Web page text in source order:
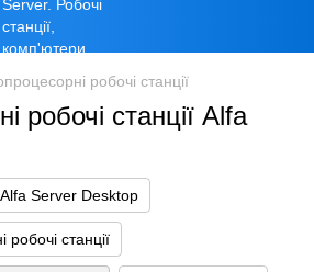
робочі станції
робочі станції Alfa
Server Desktop
станції